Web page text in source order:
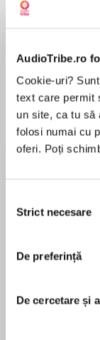
AudioTribe.ro
Cookie-uri?
text care permit
un site, ca tu să
folosi numai cu
oferi. Poți
consimțământului
Strict necesare
De preferință
De cercetare și
Despre
Agitația
atunci când
organiza o
Mai puțin
ce bea un
drept, dar
În acest
pentru